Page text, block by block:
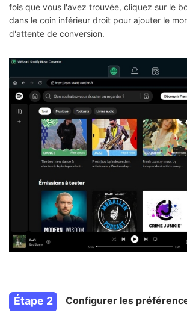
fois que vous l'avez trouvée, cliquez sur le
dans le coin inférieur droit pour ajouter le
d'attente de conversion.
Étape 2 Configurer les